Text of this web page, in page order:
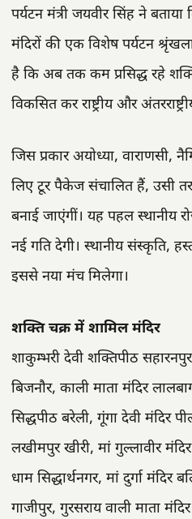
पर्यटन मंत्री जयवीर सिंह ने
मंदिरों की एक विशेष पर्यटन
है कि अब तक कम प्रसिद्ध रहे
विकसित कर राष्ट्रीय और
जिस प्रकार अयोध्या, वाराणसी,
लिए टूर पैकेज संचालित हैं, उसी
बनाई जाएंगीं। यह पहल स्थानीय
नई गति देगी। स्थानीय संस्कृति,
इससे नया मंच मिलेगा।
शक्ति चक्र में शामिल मंदिर
शाकुम्भरी देवी शक्तिपीठ
बिजनौर, काली माता मंदिर
सिद्धपीठ बरेली, गूंगा देवी मंदिर
लखीमपुर खीरी, मां गुल्लावीर मंदिर
धाम सिद्धार्थनगर, मां दुर्गा मंदिर
गाजीपुर, गुरसराय वाली माता